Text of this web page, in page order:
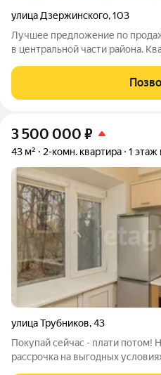
улица Дзержинского,103
Лучшее предложение по
в центральной части района.
выходят во двор. Смежные
окрашен. Все окна
3 500 000 ₽
43 м² 2-комн. квартира 1 этаж
улица Трубников,43
Покупай сейчас - плати потом!
рассрочка на выгодных